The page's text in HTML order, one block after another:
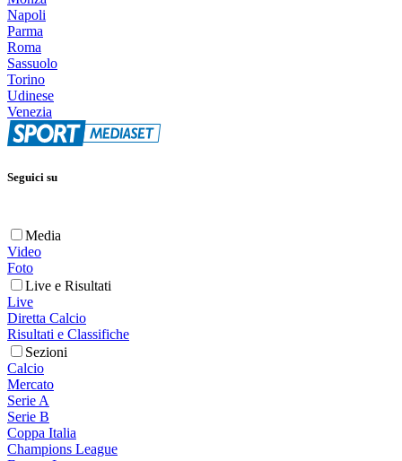
Napoli
Parma
Roma
Sassuolo
Torino
Udinese
Venezia
Seguici su
Media
Video
Foto
Live e Risultati
Live
Diretta Calcio
Risultati e Classifiche
Sezioni
Calcio
Mercato
Serie A
Serie B
Coppa Italia
Champions League